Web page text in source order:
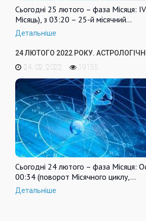
Сьогодні 25 лютого – фаза Місяця:
Місяць), з 03:20 – 25-й місячний…
Детальніше
24 ЛЮТОГО 2022 РОКУ.
24. 02. 2022
19155
Сьогодні 24 лютого – фаза Місяця:
00:34 (поворот Місячного циклу,…
Детальніше